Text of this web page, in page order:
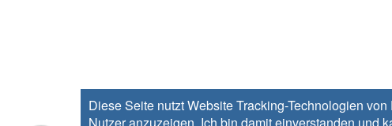
Diese Seite nutzt Website Tracking-Technologien